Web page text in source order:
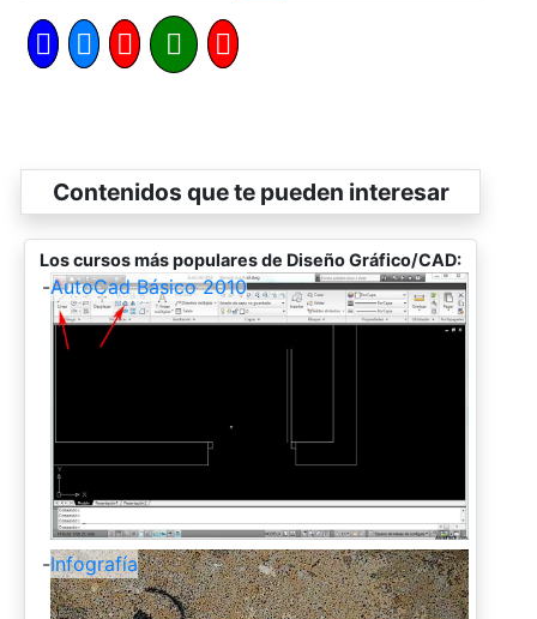
Contenidos que te pueden interesar
Los cursos más populares de Diseño Gráfico/CAD:
-AutoCad Básico 2010
-Infografía